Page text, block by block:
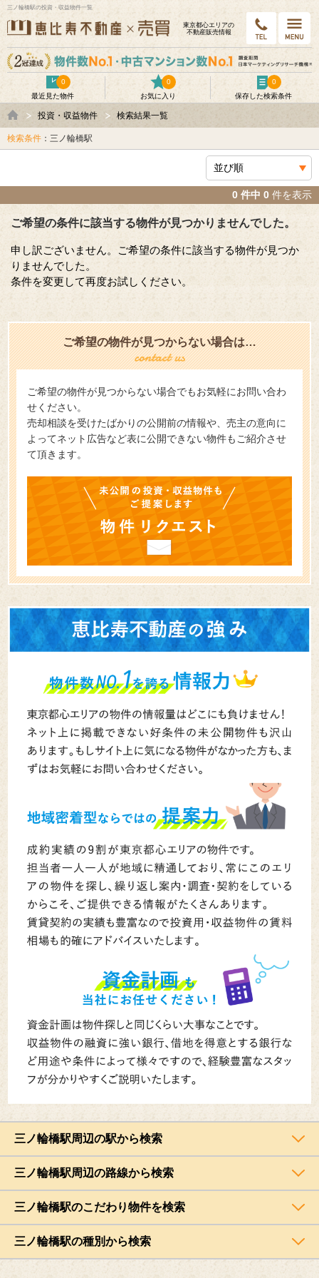
三ノ輪橋駅の投資・収益物件一覧
東京都⼼エリアの
不動産販売情報
最近見た物件
0
お気に入り
0
保存した検索条件
0
投資・収益物件 検索結果一覧
検索条件 ：三ノ輪橋駅
0 件中 0 件を表示
ご希望の条件に該当する物件が見つかりませんでした。
申し訳ございません。ご希望の条件に該当する物件が見つか
りませんでした。
条件を変更して再度お試しください。
ご希望の物件が見つからない場合は…
ご希望の物件が見つからない場合でもお気軽にお問い合わ
せください。
売却相談を受けたばかりの公開前の情報や、売主の意向に
よってネット広告など表に公開できない物件もご紹介させ
て頂きます。
三ノ輪橋駅周辺の駅から検索
三ノ輪橋駅周辺の路線から検索
三ノ輪橋駅のこだわり物件を検索
三ノ輪橋駅の種別から検索